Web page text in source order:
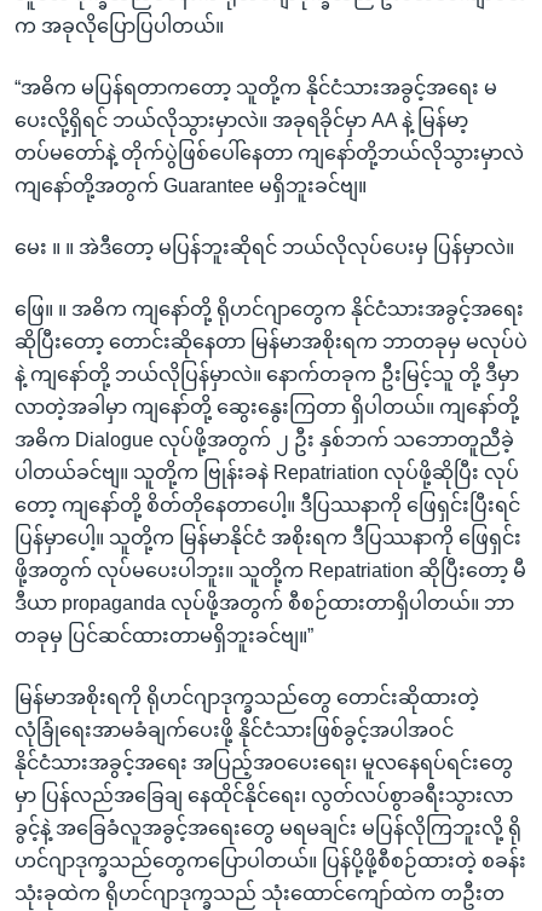
က အခုလိုပြောပြပါတယ်။
“အဓိက မပြန်ရတာကတော့ သူတို့က နိုင်ငံသားအခွင့်အရေး မ
ပေးလို့ရှိရင် ဘယ်လိုသွားမှာလဲ။ အခုရခိုင်မှာ AA နဲ့ မြန်မာ့
တပ်မတော်နဲ့ တိုက်ပွဲဖြစ်ပေါ်နေတာ ကျနော်တို့ဘယ်လိုသွားမှာလဲ
ကျနော်တို့အတွက် Guarantee မရှိဘူးခင်ဗျ။
မေး ။ ။ အဲဒီတော့ မပြန်ဘူးဆိုရင် ဘယ်လိုလုပ်ပေးမှ ပြန်မှာလဲ။
ဖြေ။ ။ အဓိက ကျနော်တို့ ရိုဟင်ဂျာတွေက နိုင်ငံသားအခွင့်အရေး
ဆိုပြီးတော့ တောင်းဆိုနေတာ မြန်မာအစိုးရက ဘာတခုမှ မလုပ်ပဲ
နဲ့ ကျနော်တို့ ဘယ်လိုပြန်မှာလဲ။ နောက်တခုက ဦးမြင့်သူ တို့ ဒီမှာ
လာတဲ့အခါမှာ ကျနော်တို့ ဆွေးနွေးကြတာ ရှိပါတယ်။ ကျနော်တို့
အဓိက Dialogue လုပ်ဖို့အတွက် ၂ ဦး နှစ်ဘက် သဘောတူညီခဲ့
ပါတယ်ခင်ဗျ။ သူတို့က ဗြုန်းခနဲ Repatriation လုပ်ဖို့ဆိုပြီး လုပ်
တော့ ကျနော်တို့ စိတ်တိုနေတာပေါ့။ ဒီပြဿနာကို ဖြေရှင်းပြီးရင်
ပြန်မှာပေါ့။ သူတို့က မြန်မာနိုင်ငံ အစိုးရက ဒီပြဿနာကို ဖြေရှင်း
ဖို့အတွက် လုပ်မပေးပါဘူး။ သူတို့က Repatriation ဆိုပြီးတော့ မီ
ဒီယာ propaganda လုပ်ဖို့အတွက် စီစဉ်ထားတာရှိပါတယ်။ ဘာ
တခုမှ ပြင်ဆင်ထားတာမရှိဘူးခင်ဗျ။”
မြန်မာအစိုးရကို ရိုဟင်ဂျာဒုက္ခသည်တွေ တောင်းဆိုထားတဲ့
လုံခြုံရေးအာမခံချက်ပေးဖို့ နိုင်ငံသားဖြစ်ခွင့်အပါအဝင်
နိုင်ငံသားအခွင့်အရေး အပြည့်အဝပေးရေး၊ မူလနေရပ်ရင်းတွေ
မှာ ပြန်လည်အခြေချ နေထိုင်နိုင်ရေး၊ လွတ်လပ်စွာခရီးသွားလာ
ခွင့်နဲ့ အခြေခံလူအခွင့်အရေးတွေ မရမချင်း မပြန်လိုကြဘူးလို့ ရို
ဟင်ဂျာဒုက္ခသည်တွေကပြောပါတယ်။ ပြန်ပို့ဖို့စီစဉ်ထားတဲ့ စခန်း
သုံးခုထဲက ရိုဟင်ဂျာဒုက္ခသည် သုံးထောင်ကျော်ထဲက တဦးတ